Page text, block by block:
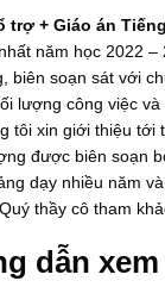
trợ + Giáo án
năm học 2022 –
biên soạn sát với
lượng công việc
tôi xin giới thiệu tới
được biên soạn
dạy nhiều năm
thầy cô tham
dẫn